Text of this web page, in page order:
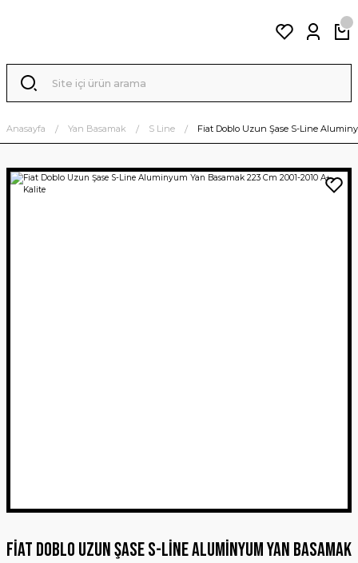
Anasayfa Yan Basamak S Line Fiat Doblo Uzun Şase S-Line
Fiat Doblo Uzun Şase S-Line Aluminyum Yan Basamak